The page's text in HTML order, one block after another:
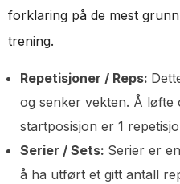
forklaring på de mest
trening.
Repetisjoner / Reps:
og senker vekten. Å løfte
startposisjon er 1
Serier / Sets: Serier er
å ha utført et gitt antall